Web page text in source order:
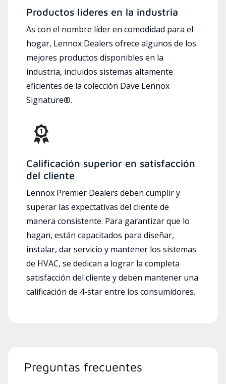
Productos líderes en la industria
As con el nombre líder en comodidad para el
hogar, Lennox Dealers ofrece algunos de los
mejores productos disponibles en la
industria, incluidos sistemas altamente
eficientes de la colección Dave Lennox
Signature®.
Calificación superior en satisfacción
del cliente
Lennox Premier Dealers deben cumplir y
superar las expectativas del cliente de
manera consistente. Para garantizar que lo
hagan, están capacitados para diseñar,
instalar, dar servicio y mantener los sistemas
de HVAC, se dedican a lograr la completa
satisfacción del cliente y deben mantener una
calificación de 4-star entre los consumidores.
Preguntas frecuentes